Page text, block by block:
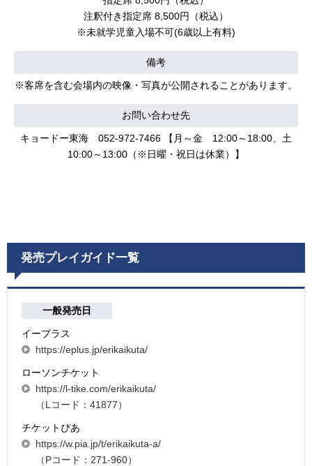
注釈付き指定席 8,500円（税込）
※未就学児童入場不可(6歳以上有料)
備考
※客席を含む会場内の映像・写真が公開されることがあります。
お問い合わせ先
キョードー東海 052-972-7466 【月～金 12:00～18:00、土
10:00～13:00（※日曜・祝日は休業）】
発売プレイガイド一覧
一般発売日
イープラス
https://eplus.jp/erikaikuta/
ローソンチケット
https://l-tike.com/erikaikuta/
（Lコード：41877）
チケットぴあ
https://w.pia.jp/t/erikaikuta-a/
（Pコード：271-960）